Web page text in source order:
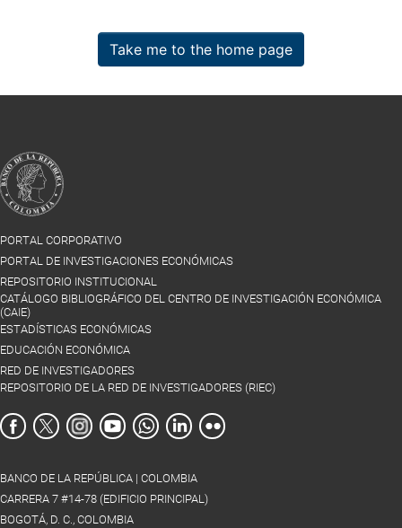
Take me to the home page
PORTAL CORPORATIVO
PORTAL DE INVESTIGACIONES ECONÓMICAS
REPOSITORIO INSTITUCIONAL
CATÁLOGO BIBLIOGRÁFICO DEL CENTRO DE INVESTIGACIÓN ECONÓMICA
(CAIE)
ESTADÍSTICAS ECONÓMICAS
EDUCACIÓN ECONÓMICA
RED DE INVESTIGADORES
REPOSITORIO DE LA RED DE INVESTIGADORES (RIEC)
BANCO DE LA REPÚBLICA | COLOMBIA
CARRERA 7 #14-78 (EDIFICIO PRINCIPAL)
BOGOTÁ, D. C., COLOMBIA